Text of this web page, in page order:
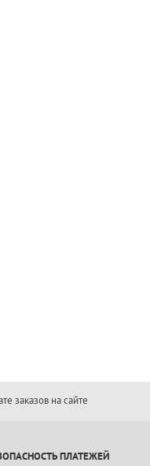
заказов на сайте
ПЛАТЕЖЕЙ